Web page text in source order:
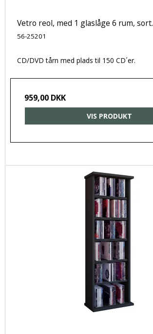
Vetro reol, med 1 glaslåge 6 rum, sort.
56-25201
CD/DVD tårn med plads til 150 CD´er.
959,00 DKK
VIS PRODUKT